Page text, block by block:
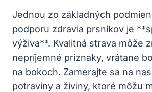
Jednou zo základných
podporu zdravia prsníkov je
výživa**. Kvalitná strava môže
nepríjemné príznaky, vrátane
na bokoch. Zamerajte sa na
potraviny a živiny, ktoré môžu